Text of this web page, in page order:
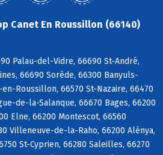
Canet En Roussillon (66140)
Palau-del-Vidre, 66690 St-André,
66690 Sorède, 66300 Banyuls-
Roussillon, 66570 St-Nazaire, 66470
de-la-Salanque, 66670 Bages, 66200
Elne, 66200 Montescot, 66560
Villeneuve-de-la-Raho, 66200 Alénya,
St-Cyprien, 66280 Saleilles, 66270